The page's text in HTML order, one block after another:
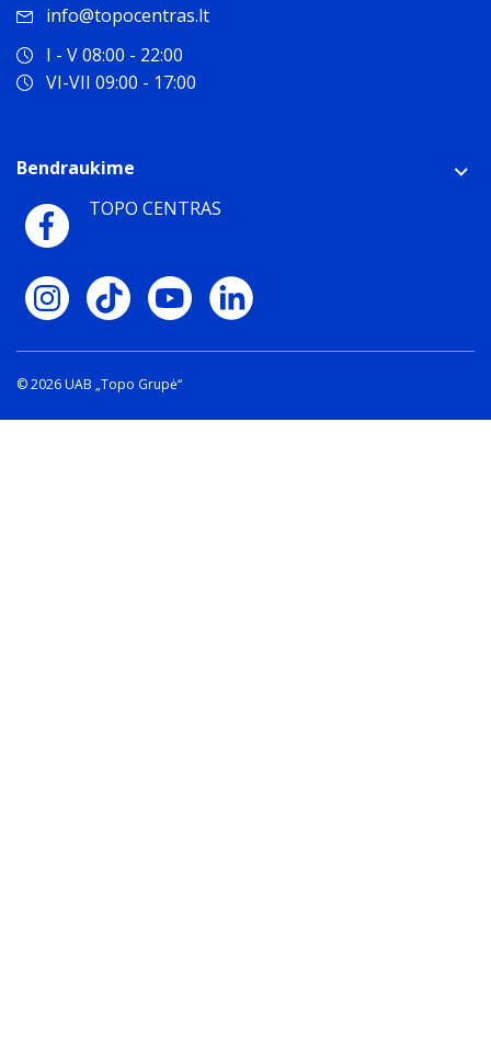
info@topocentras.lt
I - V 08:00 - 22:00
VI-VII 09:00 - 17:00
Bendraukime
TOPO CENTRAS
© 2026 UAB „Topo Grupė“